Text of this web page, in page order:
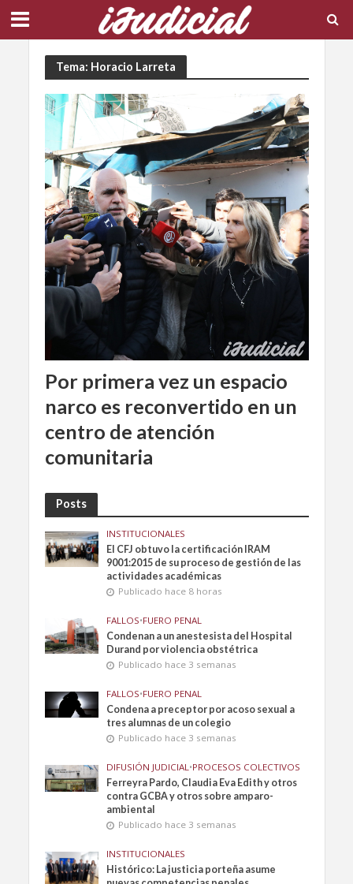
Tema: Horacio Larreta
Por primera vez un espacio
narco es reconvertido en un
centro de atención
comunitaria
Posts
INSTITUCIONALES
El CFJ obtuvo la certificación IRAM
9001:2015 de su proceso de gestión de las
actividades académicas
Publicado hace 8 horas
FALLOS•FUERO PENAL
Condenan a un anestesista del Hospital
Durand por violencia obstétrica
Publicado hace 3 semanas
FALLOS•FUERO PENAL
Condena a preceptor por acoso sexual a
tres alumnas de un colegio
Publicado hace 3 semanas
DIFUSIÓN JUDICIAL •PROCESOS COLECTIVOS
Ferreyra Pardo, Claudia Eva Edith y otros
contra GCBA y otros sobre amparo-
ambiental
Publicado hace 3 semanas
INSTITUCIONALES
Histórico: La justicia porteña asume